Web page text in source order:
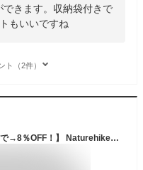
きます。収納袋付きで
もいいですね
ト（2件）
【通常5％OFFクーポン！LINE友達追加で→8％OFF！】 Naturehike 高R値 エアーマット R6.5 サイドウォール アウトドア -25°C使用可能 厚手 10cm 軽量 コンパクト キャンプ 登山 インフレーターマット マット 耐水加工 車中泊 テント泊 防水 保温性抜群 空気入れ袋付き